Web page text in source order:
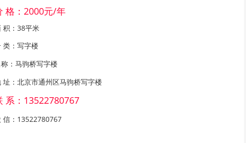
格：2000元/年
积：38平米
类：写字楼
：马驹桥写字楼
址：北京市通州区马驹桥写字楼
系：13522780767
信：13522780767